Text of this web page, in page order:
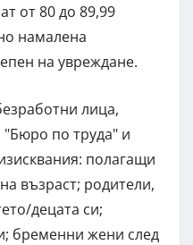
от 80 до 89,99
намалена
на увреждане.
лица,
"Бюро по труда" и
полагащи
възраст; родители,
децата си;
бременни жени след